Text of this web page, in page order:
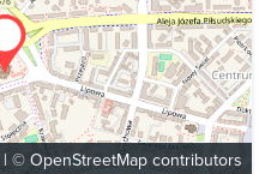
| © OpenStreetMap contributors